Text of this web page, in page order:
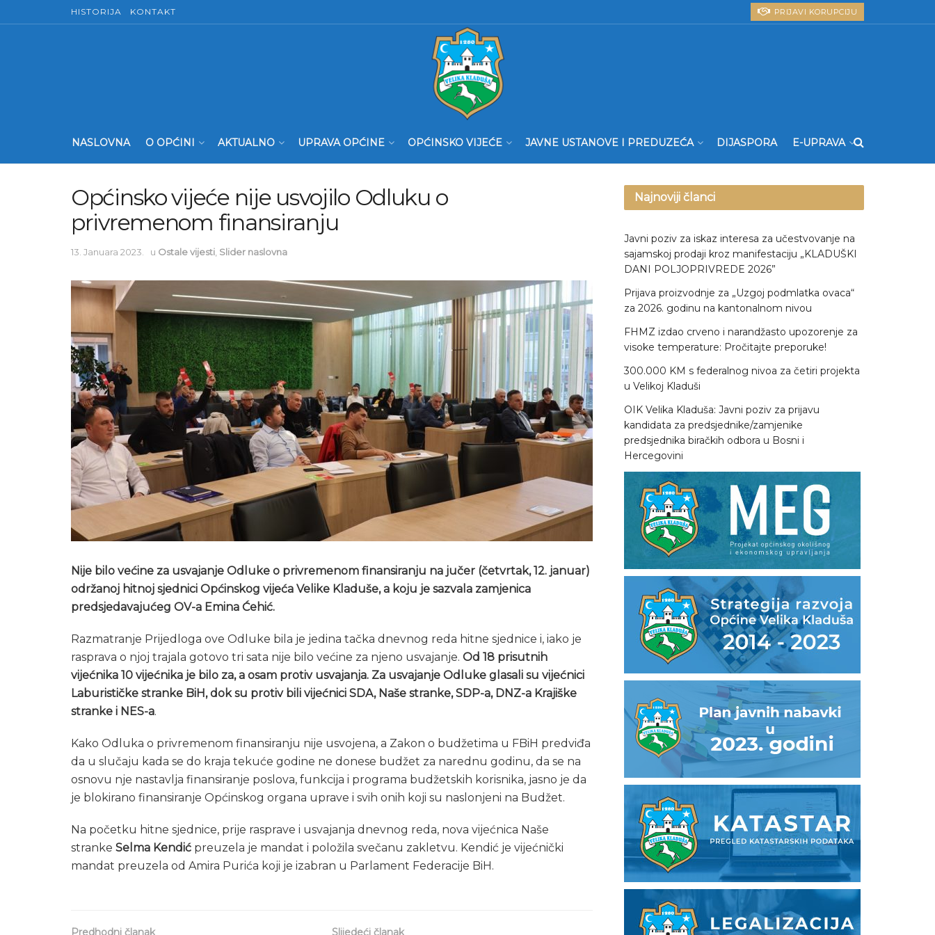
HISTORIJA KONTAKT PRIJAVI KORUPCIJU
NASLOVNA O OPĆINI AKTUALNO UPRAVA OPĆINE OPĆINSKO VIJEĆE JAVNE USTANOVE I PREDUZEĆA DIJASPORA E-UPRAVA
Općinsko vijeće nije usvojilo Odluku o
privremenom finansiranju
13. Januara 2023. u Ostale vijesti Slider naslovna
Nije bilo većine za usvajanje Odluke o privremenom finansiranju na jučer (četvrtak, 12. januar)
održanoj hitnoj sjednici Općinskog vijeća Velike Kladuše, a koju je sazvala zamjenica
predsjedavajućeg OV-a Emina Ćehić.
Razmatranje Prijedloga ove Odluke bila je jedina tačka dnevnog reda hitne sjednice i, iako je
rasprava o njoj trajala gotovo tri sata nije bilo većine za njeno usvajanje. Od 18 prisutnih
vijećnika 10 vijećnika je bilo za, a osam protiv usvajanja. Za usvajanje Odluke glasali su vijećnici
Laburističke stranke BiH, dok su protiv bili vijećnici SDA, Naše stranke, SDP-a, DNZ-a Krajiške
stranke i NES-a.
Kako Odluka o privremenom finansiranju nije usvojena, a Zakon o budžetima u FBiH predviđa
da u slučaju kada se do kraja tekuće godine ne donese budžet za narednu godinu, da se na
osnovu nje nastavlja finansiranje poslova, funkcija i programa budžetskih korisnika, jasno je da
je blokirano finansiranje Općinskog organa uprave i svih onih koji su naslonjeni na Budžet.
Na početku hitne sjednice, prije rasprave i usvajanja dnevnog reda, nova vijećnica Naše
stranke Selma Kendić preuzela je mandat i položila svečanu zakletvu. Kendić je vijećnički
mandat preuzela od Amira Purića koji je izabran u Parlament Federacije BiH.
Predhodni članak Slijedeći članak
Najnoviji članci
Javni poziv za iskaz interesa za učestvovanje na
sajamskoj prodaji kroz manifestaciju „KLADUŠKI
DANI POLJOPRIVREDE 2026”
Prijava proizvodnje za „Uzgoj podmlatka ovaca“
za 2026. godinu na kantonalnom nivou
FHMZ izdao crveno i narandžasto upozorenje za
visoke temperature: Pročitajte preporuke!
300.000 KM s federalnog nivoa za četiri projekta
u Velikoj Kladuši
OIK Velika Kladuša: Javni poziv za prijavu
kandidata za predsjednike/zamjenike
predsjednika biračkih odbora u Bosni i
Hercegovini